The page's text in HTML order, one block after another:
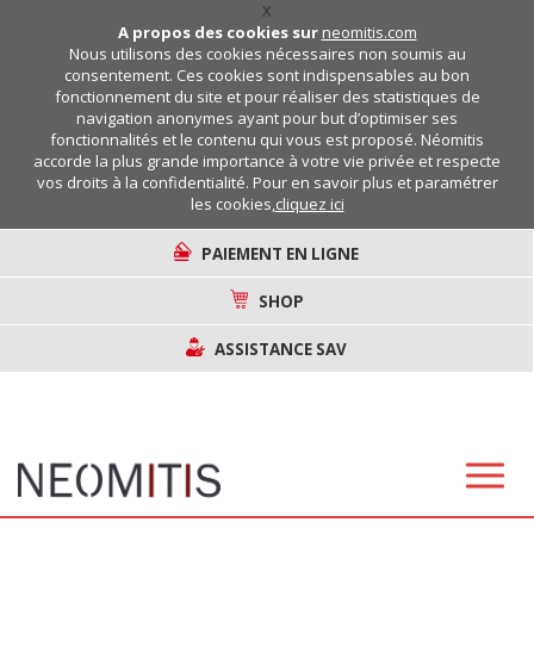
X
A propos des cookies sur neomitis.com
Nous utilisons des cookies nécessaires non soumis au
consentement. Ces cookies sont indispensables au bon
fonctionnement du site et pour réaliser des statistiques de
navigation anonymes ayant pour but d’optimiser ses
fonctionnalités et le contenu qui vous est proposé. Néomitis
accorde la plus grande importance à votre vie privée et respecte
vos droits à la confidentialité. Pour en savoir plus et paramétrer
les cookies,cliquez ici
PAIEMENT EN LIGNE
SHOP
ASSISTANCE SAV